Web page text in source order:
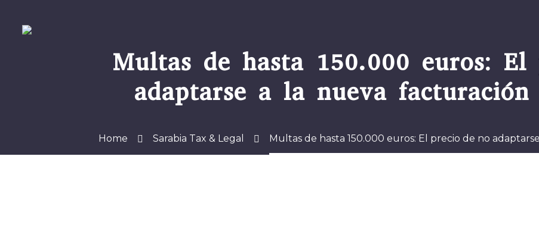
Multas de hasta 150.000 euros:
adaptarse a la nueva facturación
Home Sarabia Tax & Legal Multas de hasta 150.000 euros: El precio de no